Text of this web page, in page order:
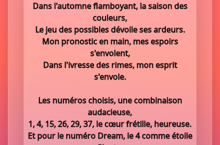
Dans l'automne flamboyant, la saison des
couleurs,
Le jeu des possibles dévoile ses ardeurs.
Mon pronostic en main, mes espoirs
s'envolent,
Dans l'ivresse des rimes, mon esprit
s'envole.
Les numéros choisis, une combinaison
audacieuse,
1, 4, 15, 26, 29, 37, le cœur frétille, heureuse.
Et pour le numéro Dream, le 4 comme étoile